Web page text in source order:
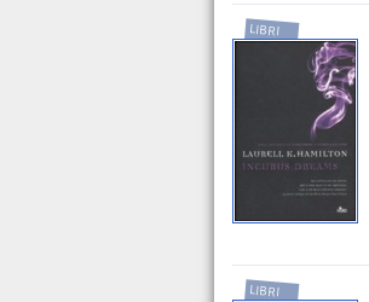
LIBRI
LIBRI